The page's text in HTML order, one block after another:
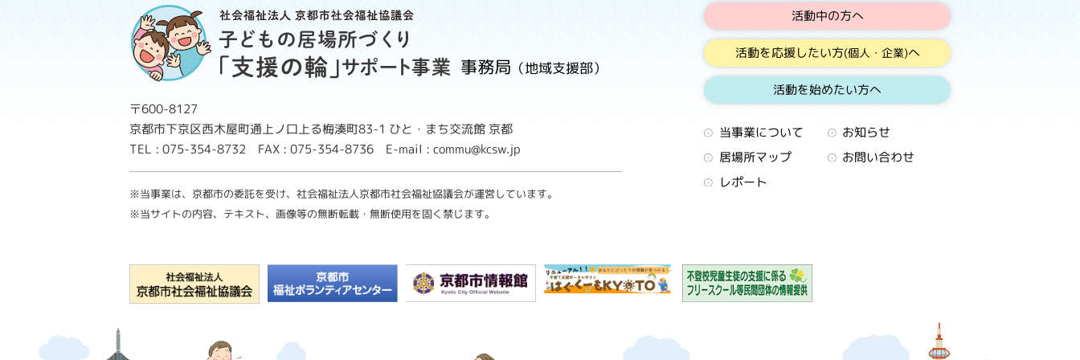
事務局 （地域支援部）
〒600-8127
京都市下京区西木屋町通上ノ口上る梅湊町83-1 ひと・まち交流館 京都
TEL : 075-354-8732 FAX : 075-354-8736 E-mail : commu@kcsw.jp
※当事業は、京都市の委託を受け、社会福祉法人京都市社会福祉協議会が運営しています。
※当サイトの内容、テキスト、画像等の無断転載・無断使用を固く禁じます。
活動中の方へ
活動を応援したい方(個人・企業)へ
活動を始めたい方へ
当事業について
お知らせ
居場所マップ
お問い合わせ
レポート